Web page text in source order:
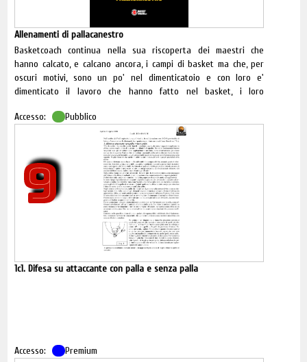
Allenamenti di pallacanestro
Basketcoach continua nella sua riscoperta dei maestri che
hanno calcato, e calcano ancora, i campi di basket ma che, per
oscuri motivi, sono un po' nel dimenticatoio e con loro e'
dimenticato il lavoro che hanno fatto nel basket, i loro
Acquista la versione cartacea
9
Accesso: Pubblico
1c1. Difesa su attaccante con palla e senza palla
Accesso: Premium